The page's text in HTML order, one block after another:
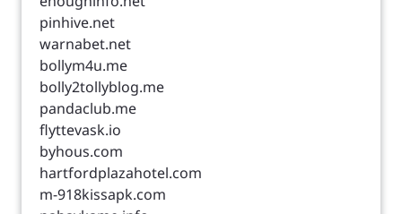
pinhive.net
warnabet.net
bollym4u.me
bolly2tollyblog.me
pandaclub.me
flyttevask.io
byhous.com
hartfordplazahotel.com
m-918kissapk.com